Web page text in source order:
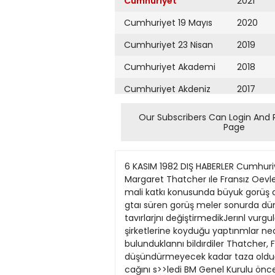
Cumhuriyet 19 Mayıs
Cumhuriyet 23 Nisan
Cumhuriyet Akademi
Cumhuriyet Akdeniz
Cumhuriyet Alışveriş
Cumhuriyet Ankara
Cumhuriyet Büyük
Taaruz
Cumhuriyet
Cumartesi
Cumhuriyet Çevre
2020
2019
2018
2017
2016
2015
2013
2012
2011
2010
2009
Our Subscribers Can Login And
Page
6 KASIM 1982 DIŞ HABERLER Cumhuriyet 3 ThatcherMitterrand zirvesinde anlaşma sağîanamadı PARtS (a.a.) îngıltere Baş bakanı Margaret Thatcher ıle Fransız Oevlet Başkaru Franco U Mltterrand arasmda yapılan görüşme, Avrupa EkonomıJi Topluluğuna (AET) mali katkı konusunda büyuk gorüş ayrıiık larıyla sona erdl. Lıderler, ac laşmazlıklannı gıderme yollan nı arayacaklarını bildırdiler. Pans'te :kı gtaı süren gorüş meler sonurda dün bir basın toplantısı duzenleyen llderleı son üç yıldır sürtüsmelere yol açan topluluk biitçesıne Uışkın tavırlarjnı değiştirmedikJerınl vurguladtlar. Liderler, ABD Başkaru Reagan':n sib'rya doğal gaz boru hattrna malzeıne gönderen Avrupa şirketlerine koyduğu yaptınmlar nedeniyle Washinğton i'e çıkan anlaşmazhğın nası. gi derileceği konusunda değişık ti'tumlar içlnde bulunduklannı bildırdiler Thatcher, FalMand adalan savaşından kalan anılann ArJantin ile adalar konusunda gö rüşmelere baslanmasını düşündürmeyecek kadar taza olduğu nu bildirdi ve BM Genel Kuru tundak! oylamanın tavırlannda herhangl bir değışıkl'k yapmaya cağını s>>ledi BM Genel Kurulu öncekl gecekı oturumunda, Arjantln öııderlı?mde hazırlanan ve Falk land adalannm egemenliğl konusunda îngıltere ile yeniden gorüşmeler yapılmasını ongören karar tasansınj 12'ye 90 oy la kabtıl etrrJş, 52 Uye çekimser kalmıştı. BM. Genel Kurulu Latin Amerika üfkelerinın önerisini onayladı Ingiltere ile Arjantin'in Falklandh görüşmesi istendi D15 Haberler Servisi Birleşmtş Milletler Genel Kurulu, Falkland sorununun görüşülmesine llişkin bir karar tasarısını onaylarken, ABD'nin tasarıyı desteklemesi tnglltere İle llişkijerinin gerginleşmesine yol açtı. BM'dekı önceki gün geç saatlerde gorüşülen karar tasarısı tngiltere'nin engelleme girişimlerine rağmen WASHINGTONTJ KIZDIRDILAR tsrall, 1967 savaşında isgal ettlğl yerlerde shndlye dek 103 yerleşlm merkezl 90 oyla kabul edildl. Oylakurdu. Her yerleşlm merkezi kurulması konusunda oldugu glb! Tel Aviv'in aldıgı son kararda da îsrall ABD «gömada 12 ülke tasarıyı redrüş ayrılığı» gündeme geldi. # dederken, 52 üye çekimser kaldı. Arjantln ve 19 Latin Amerika ülkesl tarafından sunulan önerl Falkland ada larının bağımsızlığı sorununa ilişkin görüşmelerln bir an önce başlamasını ön gorüyor. Ingiltere Başbakanı Thatc h... kararın kabul edılmesi Dış Haberler Servisi ettiği topraklarda şimdiye Ramallah da bundan beş lıği heyetinin. 24 kasım taüzerlne yaptığı açıklamada, dek 103 yerlesim merkezi yıl önce Batı Şeria'nın mernhinde Londra'ya gideceğı ABD Dışişleri Bakanlığı tsArjantin'le göruşmeye oturkurdu Geçen 4 eylülde de kez kesiminde kurulmuştu. bildlrillyor. raıl'ın. işgal altındaki Batı mayacaklannı söyledi.That Begin